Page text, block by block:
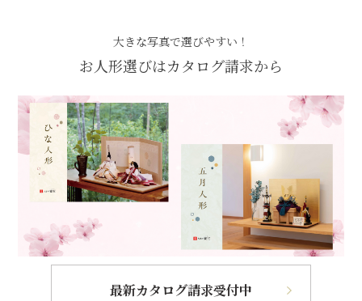
大きな写真で選びやすい！
お人形選びはカタログ請求から
最新カタログ請求受付中